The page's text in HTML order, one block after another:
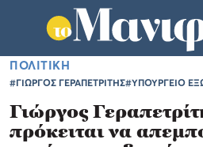
ΠΟΛΙΤΙΚΗ
#ΓΙΩΡΓΟΣ ΓΕΡΑΠΕΤΡΙΤΗΣ#ΥΠΟΥΡΓΕΙΟ
Γιώργος
πρόκειται να